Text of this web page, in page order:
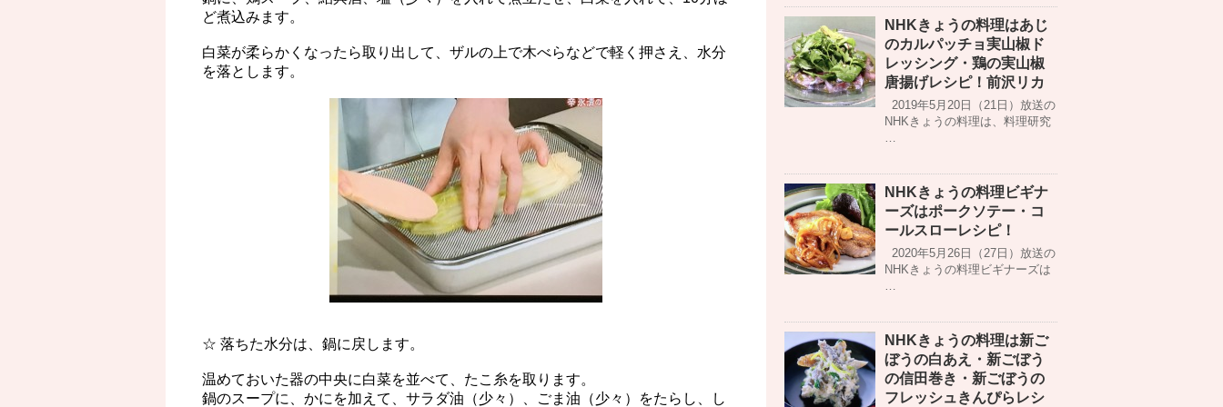
ど煮込みます。
白菜が柔らかくなったら取り出して、ザルの上で木べらなどで軽く押さえ、水分
を落とします。
☆ 落ちた水分は、鍋に戻します。
温めておいた器の中央に白菜を並べて、たこ糸を取ります。
鍋のスープに、かにを加えて、サラダ油（少々）、ごま油（少々）をたらし、し
NHKきょうの料理はあじ
のカルパッチョ実山椒ド
レッシング・鶏の実山椒
唐揚げレシピ！前沢リカ
2019年5月20日（21日）放送の
NHKきょうの料理は、料理研究
…
NHKきょうの料理ビギナ
ーズはポークソテー・コ
ールスローレシピ！
2020年5月26日（27日）放送の
NHKきょうの料理ビギナーズは
…
NHKきょうの料理は新ご
ぼうの白あえ・新ごぼう
の信田巻き・新ごぼうの
フレッシュきんぴらレシ